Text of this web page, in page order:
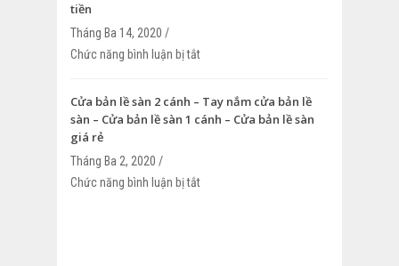
tiền
Tháng Ba 14, 2020 /
Chức năng bình luận bị tắt
Cửa bản lề sàn 2 cánh – Tay nắm cửa bản lề
sàn – Cửa bản lề sàn 1 cánh – Cửa bản lề sàn
giá rẻ
Tháng Ba 2, 2020 /
Chức năng bình luận bị tắt